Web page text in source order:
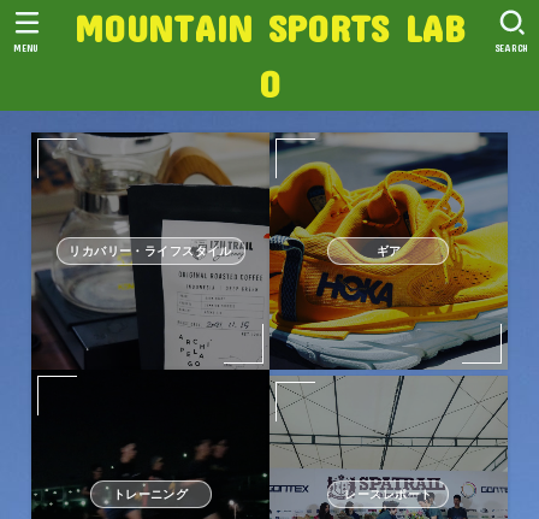
MOUNTAIN SPORTS LAB
O
SEARCH
MENU
リカバリー・ライフスタイル ギア
トレーニング レースレポート